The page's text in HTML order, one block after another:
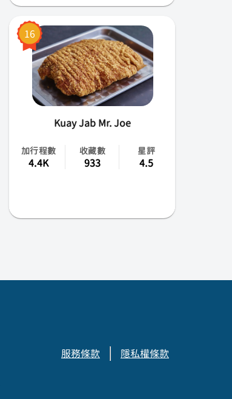
16
Kuay Jab Mr. Joe
加行程數
4.4K
收藏數
933
星評
4.5
服務條款 隱私權條款